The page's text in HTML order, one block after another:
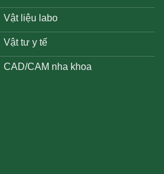
Vật liệu labo
Vật tư y tế
CAD/CAM nha khoa